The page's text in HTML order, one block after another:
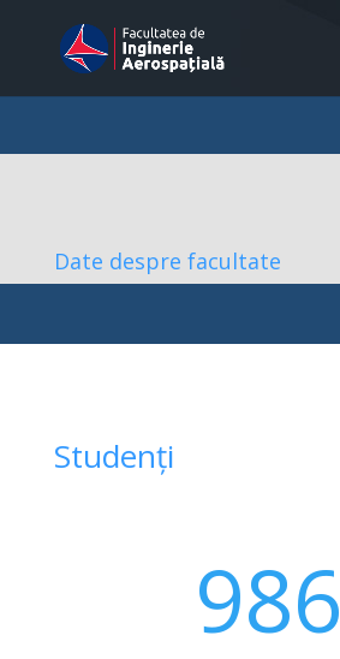
Date despre facultate
Studenți
986